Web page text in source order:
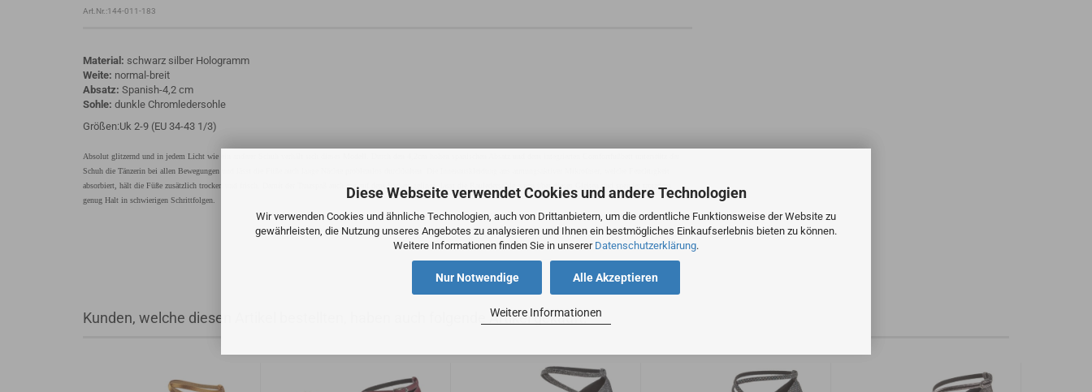
Diese Webseite verwendet Cookies und andere Technologien
Wir verwenden Cookies und ähnliche Technologien, auch von Drittanbietern, um die ordentliche Funktionsweise der Website zu
gewährleisten, die Nutzung unseres Angebotes zu analysieren und Ihnen ein bestmögliches Einkaufserlebnis bieten zu können.
Weitere Informationen finden Sie in unserer Datenschutzerklärung.
Alle Akzeptieren
Nur Notwendige
Weitere Informationen
Art.Nr.:144-011-183
Material: schwarz silber Hologramm
Weite: normal-breit
Absatz: Spanish-4,2 cm
Sohle: dunkle Chromledersohle
Größen:Uk 2-9 (EU 34-43 1/3)
Absolut glitzernd und in jedem Licht wie ein anderer Schuh verhält sich dieses Modell. Durch den 4,2cm hohen spanischen Absatz und dem integrierten Comfortfußbett unterstütz der
Schuh die Tänzerin bei allen Bewegungen und lässt die Füße auch lange Nächte problemlos durchhalten. Die Innenauskleidung aus atmungsaktiver Mikrofaser, welche Feuchtigkeit
absorbiert, hält die Füße zusätzlich trocken und frisch. Damit der Tanzspaß auch gut auf dem Parkett gelingt, lässt die Rauledersohle einen über dieses Gleiten und spendet trotzdem
genug Halt in schwierigen Schrittfolgen.
Kunden, welche diesen Artikel bestellten, haben auch folgende Artikel gekauft: